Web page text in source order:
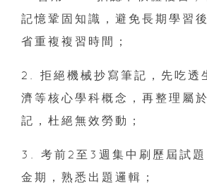
記憶鞏固知識，避免長期學習
省重複複習時間；
2. 拒絕機械抄寫筆記，先吃透
濟等核心學科概念，再整理屬
記，杜絕無效勞動；
3. 考前2至3週集中刷歷屆試題
金期，熟悉出題邏輯；